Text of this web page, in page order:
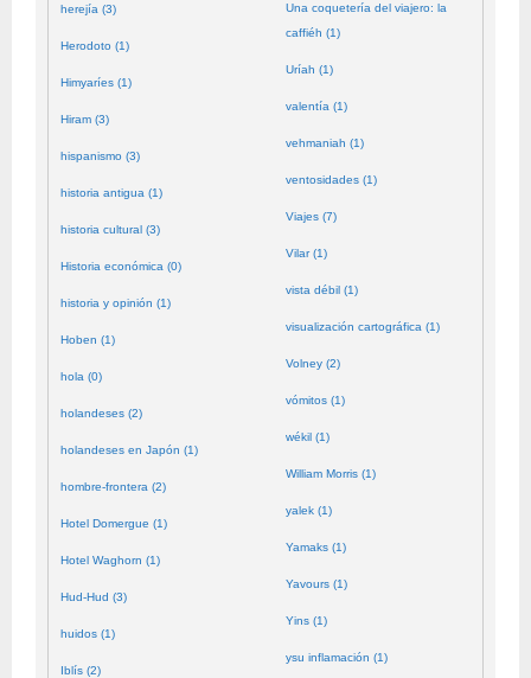
herejía (3)
Herodoto (1)
Himyaríes (1)
Hiram (3)
hispanismo (3)
historia antigua (1)
historia cultural (3)
Historia económica (0)
historia y opinión (1)
Hoben (1)
hola (0)
holandeses (2)
holandeses en Japón (1)
hombre-frontera (2)
Hotel Domergue (1)
Hotel Waghorn (1)
Hud-Hud (3)
huidos (1)
Iblís (2)
Una coquetería del viajero: la
caffiéh (1)
Uríah (1)
valentía (1)
vehmaniah (1)
ventosidades (1)
Viajes (7)
Vilar (1)
vista débil (1)
visualización cartográfica (1)
Volney (2)
vómitos (1)
wékil (1)
William Morris (1)
yalek (1)
Yamaks (1)
Yavours (1)
Yins (1)
ysu inflamación (1)